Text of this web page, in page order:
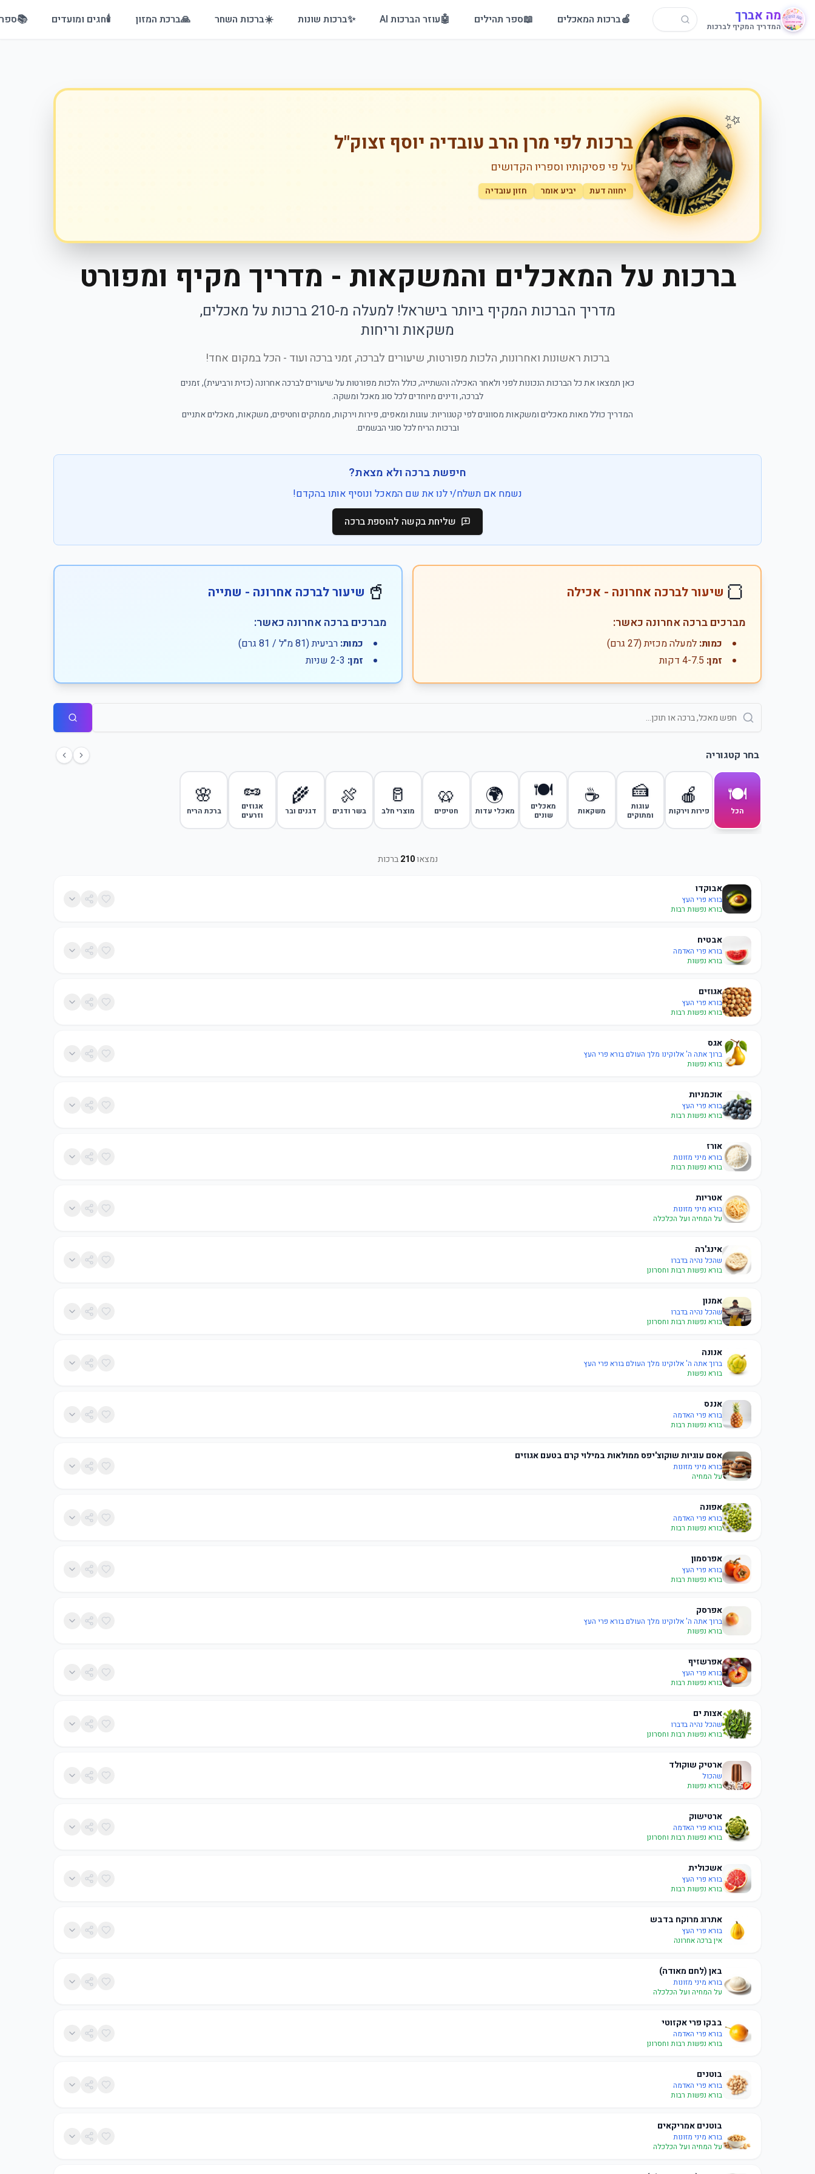
מה אברך
המדריך המקיף לברכות 🍎ברכות המאכלים 📖ספר תהילים 🤖עוזר הברכות AI ✨ברכות שונות ☀️ברכות השחר 🙏ברכת המזון 🕯️חגים ומועדים 📚
✨
ברכות לפי מרן הרב עובדיה יוסף זצוק"ל
על פי פסיקותיו וספריו הקדושים
יחווה דעת יביע אומר חזון עובדיה
ברכות על המאכלים והמשקאות - מדריך מקיף ומפורט
מדריך הברכות המקיף ביותר בישראל! למעלה מ-210 ברכות על מאכלים,
משקאות וריחות
ברכות ראשונות ואחרונות, הלכות מפורטות, שיעורים לברכה, זמני ברכה ועוד - הכל במקום אחד!
כאן תמצאו את כל הברכות הנכונות לפני ולאחר האכילה והשתייה, כולל הלכות מפורטות על שיעורים לברכה אחרונה (כזית ורביעית), זמנים
לברכה, ודינים מיוחדים לכל סוג מאכל ומשקה.
המדריך כולל מאות מאכלים ומשקאות מסווגים לפי קטגוריות: עוגות ומאפים, פירות וירקות, ממתקים וחטיפים, משקאות, מאכלים אתניים
וברכות הריח לכל סוגי הבשמים.
חיפשת ברכה ולא מצאת?
נשמח אם תשלח/י לנו את שם המאכל ונוסיף אותו בהקדם!
שליחת בקשה להוספת ברכה
🍞 שיעור לברכה אחרונה - אכילה
מברכים ברכה אחרונה כאשר:
כמות: למעלה מכזית (27 גרם)
זמן:
🥤 שיעור לברכה אחרונה - שתייה
מברכים ברכה אחרונה כאשר:
כמות: רביעית (81 מ"ל / 81 גרם)
זמן:
בחר קטגוריה
🍽️
הכל
🍎
פירות וירקות
🍰
עוגות
ומתוקים
☕
משקאות
🍽️
מאכלים
שונים
🌍
מאכלי עדות
🥨
חטיפים
🥛
מוצרי חלב
🍖
בשר ודגים
🌾
דגנים ובר
🥜
אגוזים
וזרעים
🌸
ברכת הריח
נמצאו210ברכות
אבוקדו
בורא פרי העץ
בורא נפשות רבות
אבטיח
בורא פרי האדמה
בורא נפשות
אגוזים
בורא פרי העץ
בורא נפשות רבות
אגס
ברוך אתה ה' אלוקינו מלך העולם בורא פרי העץ
בורא נפשות
אוכמניות
בורא פרי העץ
בורא נפשות רבות
אורז
בורא מיני מזונות
בורא נפשות רבות
אטריות
בורא מיני מזונות
על המחיה ועל הכלכלה
אינג'רה
שהכל נהיה בדברו
בורא נפשות רבות וחסרונן
אמנון
שהכל נהיה בדברו
בורא נפשות רבות וחסרונן
אנונה
ברוך אתה ה' אלוקינו מלך העולם בורא פרי העץ
בורא נפשות
אננס
בורא פרי האדמה
בורא נפשות רבות
אסם עוגיות שוקוצ'יפס ממולאות במילוי קרם בטעם אגוזים
בורא מיני מזונות
על המחיה
אפונה
בורא פרי האדמה
בורא נפשות רבות
אפרסמון
בורא פרי העץ
בורא נפשות רבות
אפרסק
ברוך אתה ה' אלוקינו מלך העולם בורא פרי העץ
בורא נפשות
אפרשזיף
בורא פרי העץ
בורא נפשות רבות
אצות ים
שהכל נהיה בדברו
בורא נפשות רבות וחסרונן
ארטיק שוקולד
שהכול
בורא נפשות
ארטישוק
בורא פרי האדמה
בורא נפשות רבות וחסרונן
אשכולית
בורא פרי העץ
בורא נפשות רבות
אתרוג מרוקח בדבש
בורא פרי העץ
אין ברכה אחרונה
באן (לחם מאודה)
בורא מיני מזונות
על המחיה ועל הכלכלה
בבקו פרי אקזוטי
בורא פרי האדמה
בורא נפשות רבות וחסרונן
בוטנים
בורא פרי האדמה
בורא נפשות רבות
בוטנים אמריקאים
בורא מיני מזונות
על המחיה ועל הכלכלה